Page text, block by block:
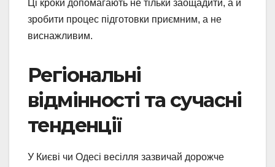
Ці кроки допомагають не тільки заощадити, а й
зробити процес підготовки приємним, а не
виснажливим.
Регіональні
відмінності та сучасні
тенденції
У Києві чи Одесі весілля зазвичай дорожче